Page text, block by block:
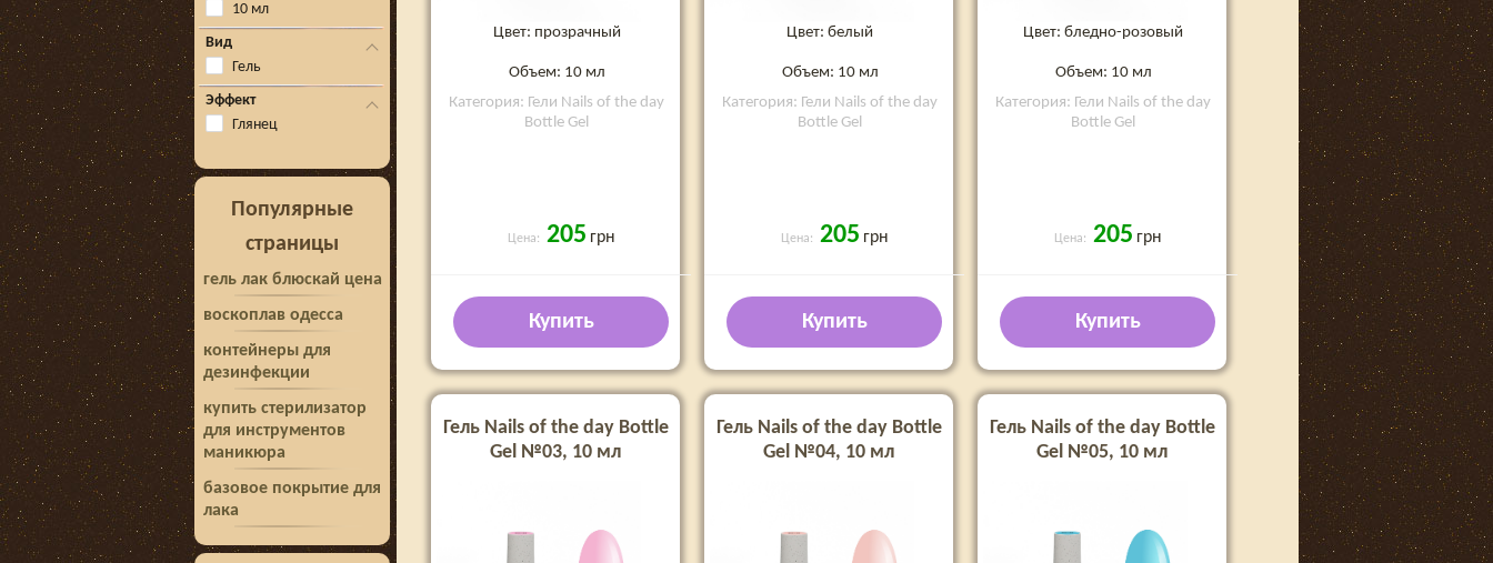
10 мл
Вид
Гель
Эффект
Глянец
Популярные
страницы
гель лак блюскай цена
воскоплав одесса
контейнеры для
дезинфекции
купить стерилизатор
для инструментов
маникюра
базовое покрытие для
лака
Цвет: прозрачный
Объем: 10 мл
Категория: Гели Nails of the day
Bottle Gel
Цена: 205 грн
Купить
Цвет: белый
Объем: 10 мл
Категория: Гели Nails of the day
Bottle Gel
Цена: 205 грн
Купить
Цвет: бледно-розовый
Объем: 10 мл
Категория: Гели Nails of the day
Bottle Gel
Цена: 205 грн
Купить
Гель Nails of the day Bottle
Gel №03, 10 мл
Гель Nails of the day Bottle
Gel №04, 10 мл
Гель Nails of the day Bottle
Gel №05, 10 мл